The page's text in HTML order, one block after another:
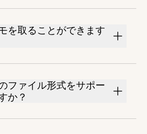
を取ることができます
ファイル形式をサポー
か？